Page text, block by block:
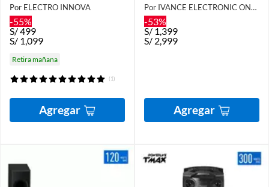
Por ELECTRO INNOVA
-55%
S/499
S/ 1,099
Retira mañana
(1)
Agregar
Por IVANCE ELECTRONIC ONLINE
-53%
S/1,399
S/ 2,999
Agregar